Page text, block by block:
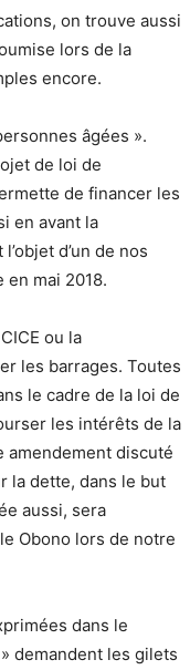
on trouve aussi
lors de la
encore.
âgées ».
de loi de
de financer les
en avant la
d’un de nos
en mai 2018.
ou la
les barrages. Toutes
le cadre de la loi de
les intérêts de la
amendement discuté
la dette, dans le but
aussi, sera
Obono lors de notre
dans le
demandent les gilets